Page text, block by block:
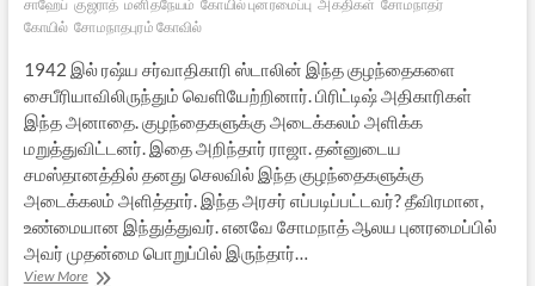
சாஹேப் குஜராத் மனிதநேயம் கோயில் புனரமைப்பு அகதிகள் சோமநாதர்
கோயில் சோமநாதபுரம் கோவில்
1942 இல் ரஷ்ய சர்வாதிகாரி ஸ்டாலின் இந்த குழந்தைகளை
சைபீரியாவிலிருந்தும் வெளியேற்றினார். பிரிட்டிஷ் அதிகாரிகள்
இந்த அனாதை. குழந்தைகளுக்கு அடைக்கலம் அளிக்க
மறுத்துவிட்டனர். இதை அறிந்தார் ராஜா. தன்னுடைய
சமஸ்தானத்தில் தனது செலவில் இந்த குழந்தைகளுக்கு
அடைக்கலம் அளித்தார். இந்த அரசர் எப்படிப்பட்டவர்? தீவிரமான,
உண்மையான இந்துத்துவர். எனவே சோமநாத் ஆலய புனரமைப்பில்
அவர் முதன்மை பொறுப்பில் இருந்தார்…
View Moreயூத